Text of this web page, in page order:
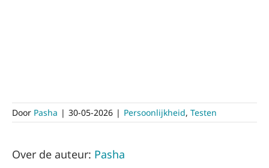
Door Pasha | 30-05-2026 | Persoonlijkheid, Testen
Over de auteur: Pasha